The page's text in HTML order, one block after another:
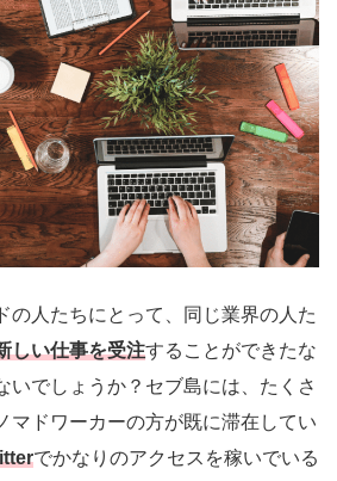
の人たちにとって、同じ業界の人た
しい仕事を受注することができたな
いでしょうか？セブ島には、たくさ
マドワーカーの方が既に滞在してい
でかなりのアクセスを稼いでいる